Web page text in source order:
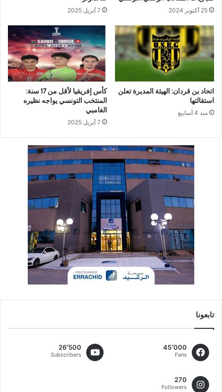
25 أكتوبر 2024 7 أبريل 2025
اتحاد بن قردان: الهيئة المديرة تعلن
استقالتها
منذ 4 أسابيع
كأس إفريقيا لأقل من 17 سنة:
المنتخب التونسي يواجه نظيره
الغامبي
7 أبريل 2025
تابعونا
45٬000
Fans
26٬500
Subscribers
270
Followers